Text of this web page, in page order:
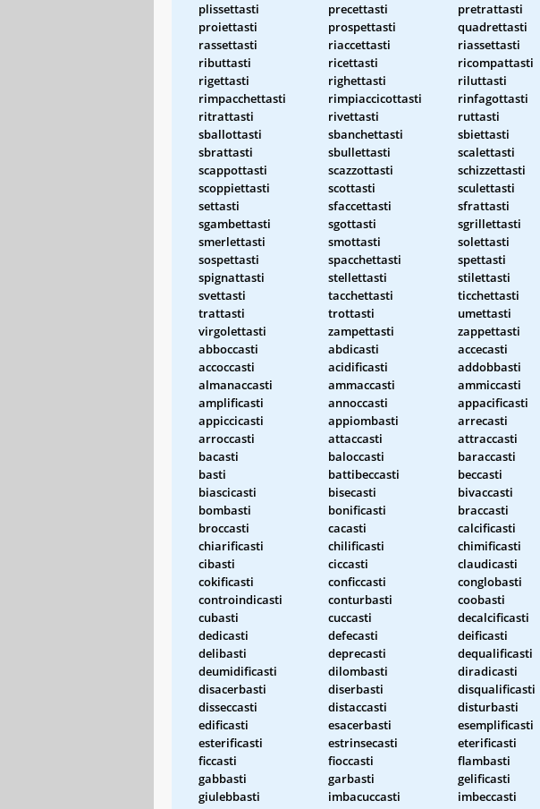
plissettasti
precettasti pretrattasti
proiettasti
prospettasti quadrettasti
rassettasti
riaccettasti riassettasti
ributtasti
ricettasti ricompattasti
rigettasti
righettasti riluttasti
rimpacchettasti
rimpiaccicottasti rinfagottasti
ritrattasti
rivettasti ruttasti
sballottasti
sbanchettasti sbiettasti
sbrattasti
sbullettasti scalettasti
scappottasti
scazzottasti schizzettasti
scoppiettasti
scottasti sculettasti
settasti
sfaccettasti sfrattasti
sgambettasti
sgottasti sgrillettasti
smerlettasti
smottasti solettasti
sospettasti
spacchettasti spettasti
spignattasti
stellettasti stilettasti
svettasti
tacchettasti ticchettasti
trattasti
trottasti umettasti
virgolettasti
zampettasti zappettasti
abboccasti
abdicasti accecasti
accoccasti
acidificasti addobbasti
almanaccasti
ammaccasti ammiccasti
amplificasti
annoccasti appacificasti
appiccicasti
appiombasti arrecasti
arroccasti
attaccasti attraccasti
bacasti
baloccasti baraccasti
basti
battibeccasti beccasti
biascicasti
bisecasti bivaccasti
bombasti
bonificasti braccasti
broccasti
cacasti calcificasti
chiarificasti
chilificasti chimificasti
cibasti
ciccasti claudicasti
cokificasti
conficcasti conglobasti
controindicasti
conturbasti coobasti
cubasti
cuccasti decalcificasti
dedicasti
defecasti deificasti
delibasti
deprecasti dequalificasti
deumidificasti
dilombasti diradicasti
disacerbasti
diserbasti disqualificasti
disseccasti
distaccasti disturbasti
edificasti
esacerbasti esemplificasti
esterificasti
estrinsecasti eterificasti
ficcasti
fioccasti flambasti
gabbasti
garbasti gelificasti
giulebbasti
imbacuccasti imbeccasti